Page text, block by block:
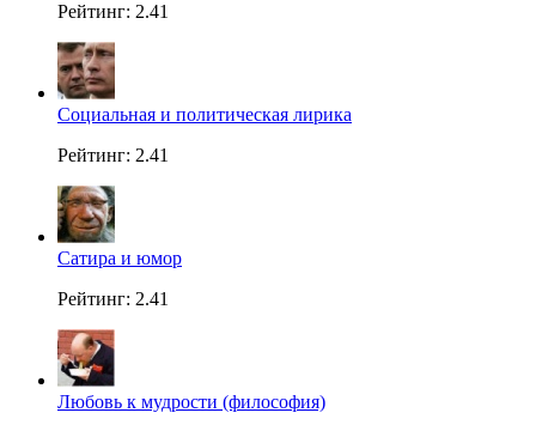
Рейтинг: 2.41
Социальная и политическая лирика
Рейтинг: 2.41
Сатира и юмор
Рейтинг: 2.41
Любовь к мудрости (философия)